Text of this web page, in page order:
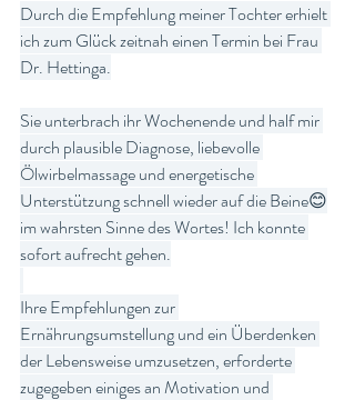
Durch die Empfehlung meiner Tochter erhielt
ich zum Glück zeitnah einen Termin bei Frau
Dr. Hettinga.
Sie unterbrach ihr Wochenende und half mir
durch plausible Diagnose, liebevolle
Ölwirbelmassage und energetische
Unterstützung schnell wieder auf die Beine😊
im wahrsten Sinne des Wortes! Ich konnte
sofort aufrecht gehen.
Ihre Empfehlungen zur
Ernährungsumstellung und ein Überdenken
der Lebensweise umzusetzen, erforderte
zugegeben einiges an Motivation und